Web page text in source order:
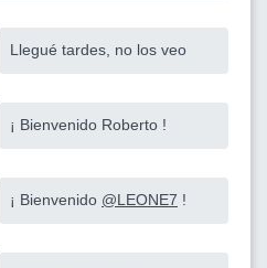
Llegué tardes, no los veo
¡ Bienvenido Roberto !
¡ Bienvenido @LEONE7 !